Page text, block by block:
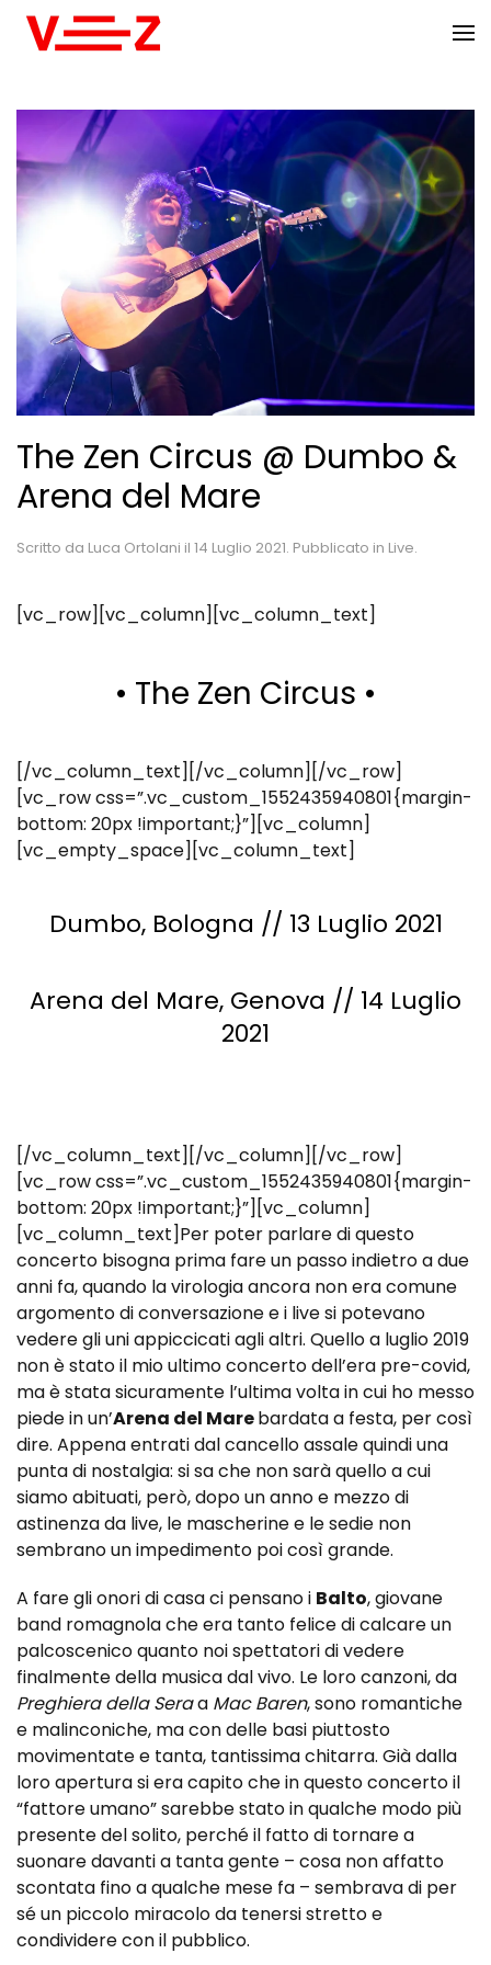
The Zen Circus @ Dumbo &
Arena del Mare
Scritto da Luca Ortolani il 14 Luglio 2021. Pubblicato in Live.
[vc_row][vc_column][vc_column_text]
• The Zen Circus •
[/vc_column_text][/vc_column][/vc_row]
[vc_row css=”.vc_custom_1552435940801{margin-
bottom: 20px !important;}”][vc_column]
[vc_empty_space][vc_column_text]
Dumbo, Bologna // 13 Luglio 2021
Arena del Mare, Genova // 14 Luglio
2021
[/vc_column_text][/vc_column][/vc_row]
[vc_row css=”.vc_custom_1552435940801{margin-
bottom: 20px !important;}”][vc_column]
[vc_column_text]Per poter parlare di questo
concerto bisogna prima fare un passo indietro a due
anni fa, quando la virologia ancora non era comune
argomento di conversazione e i live si potevano
vedere gli uni appiccicati agli altri. Quello a luglio 2019
non è stato il mio ultimo concerto dell’era pre-covid,
ma è stata sicuramente l’ultima volta in cui ho messo
piede in un’Arena del Marebardata a festa, per così
dire. Appena entrati dal cancello assale quindi una
punta di nostalgia: si sa che non sarà quello a cui
siamo abituati, però, dopo un anno e mezzo di
astinenza da live, le mascherine e le sedie non
sembrano un impedimento poi così grande.
A fare gli onori di casa ci pensano i Balto, giovane
band romagnola che era tanto felice di calcare un
palcoscenico quanto noi spettatori di vedere
finalmente della musica dal vivo. Le loro canzoni, da
Preghiera della Seraa Mac Baren, sono romantiche
e malinconiche, ma con delle basi piuttosto
movimentate e tanta, tantissima chitarra. Già dalla
loro apertura si era capito che in questo concerto il
“fattore umano” sarebbe stato in qualche modo più
presente del solito, perché il fatto di tornare a
suonare davanti a tanta gente – cosa non affatto
scontata fino a qualche mese fa – sembrava di per
sé un piccolo miracolo da tenersi stretto e
condividere con il pubblico.